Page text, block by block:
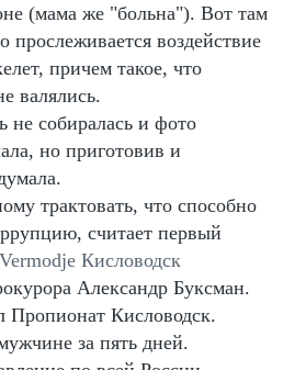
(мама же "больна"). Вот там
прослеживается воздействие
причем такое, что
валялись.
не собиралась и фото
но приготовив и
трактовать, что способно
считает первый
Кисловодск
Александр Буксман.
Пропионат Кисловодск.
за пять дней.